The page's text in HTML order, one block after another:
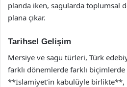
planda iken, sagularda toplumsal
plana çıkar.
Tarihsel Gelişim
Mersiye ve sagu türleri, Türk
farklı dönemlerde farklı biçimlerde
**İslamiyet’in kabulüyle birlikte**,